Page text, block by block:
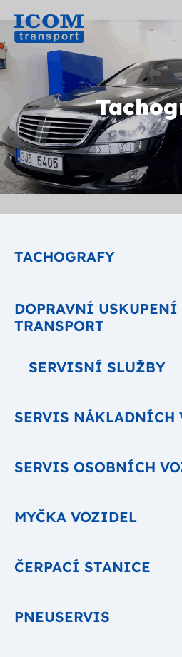
DOPRAVNÍ
TRANSPORT
SERVISNÍ SLUŽBY
SERVIS NÁKLADNÍCH
SERVIS OSOBNÍCH
TACHOGRAFY
MYČKA VOZIDEL
ČERPACÍ STANICE
PNEUSERVIS